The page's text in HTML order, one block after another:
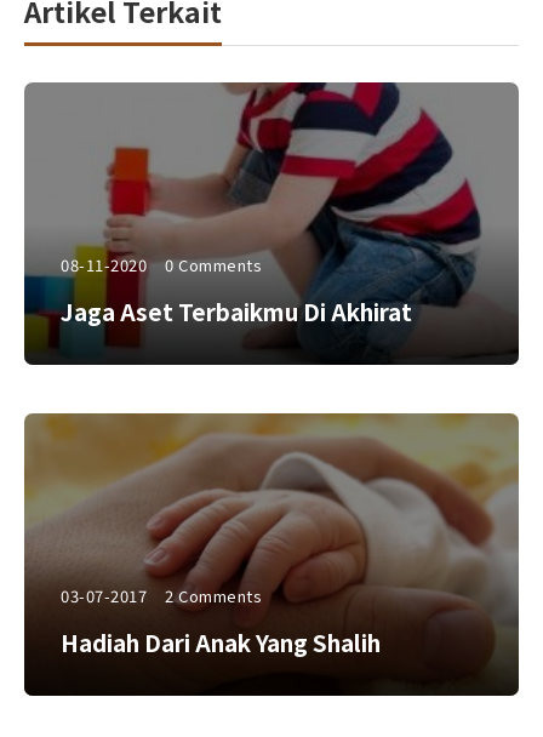
Artikel Terkait
08-11-2020 0 Comments
Jaga Aset Terbaikmu Di Akhirat
03-07-2017 2 Comments
Hadiah Dari Anak Yang Shalih